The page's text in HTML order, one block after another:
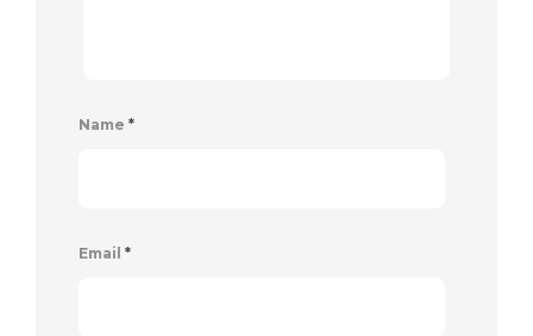
Name *
Email *